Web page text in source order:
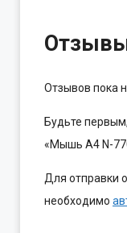
Отзывов пока
Будьте
«Мышь A4 N-
Для отправки
необходимо